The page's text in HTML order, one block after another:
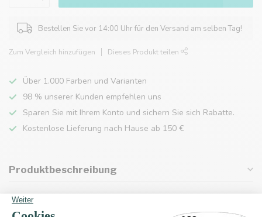
Bestellen Sie vor 14:00 Uhr für den Versand am selben Tag!
Zum Vergleich hinzufügen Dieses Produkt teilen
Über 1.000 Farben und Varianten
98 % unserer Kunden empfehlen uns
Sparen Sie mit Ihrem Konto und sichern Sie sich Rabatte.
Kostenlose Lieferung nach Hause ab 150 €
Produktbeschreibung
Eigenschaften